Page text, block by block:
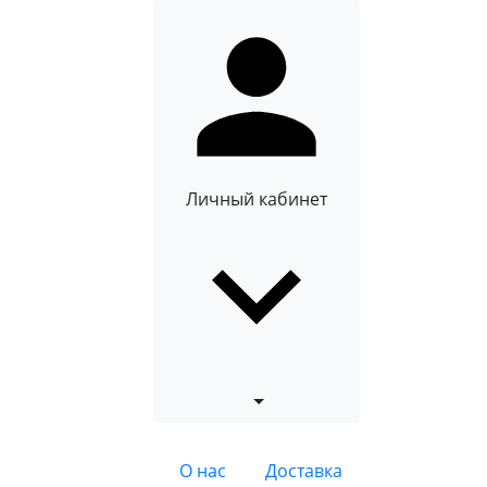
Личный кабинет
О нас
Доставка